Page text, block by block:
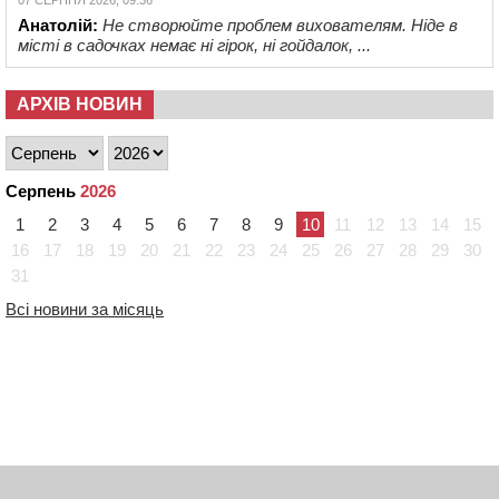
Анатолій: Не створюйте проблем вихователям. Ніде в
місті в садочках немає ні гірок, ні гойдалок, ...
АРХІВ НОВИН
Серпень 2026
1
2 3 4 5 6 7 8 9 10 11 12 13 14
15
16
17 18 19 20 21 22 23 24 25 26 27 28 29
30
31
Всі новини за місяць